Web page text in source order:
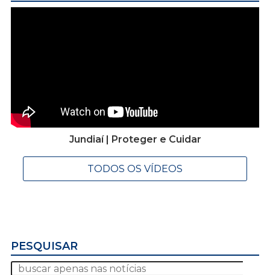
Jundiaí | Proteger e Cuidar
TODOS OS VÍDEOS
PESQUISAR